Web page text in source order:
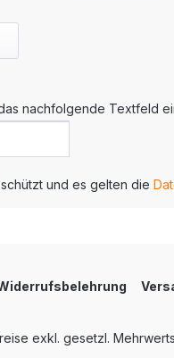
nachfolgende Textfeld
und es gelten die
exkl. gesetzl.